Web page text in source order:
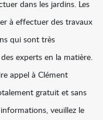
dans les jardins. Les
à effectuer des travaux
qui sont très
experts en la matière.
appel à Clément
gratuit et sans
veuillez le